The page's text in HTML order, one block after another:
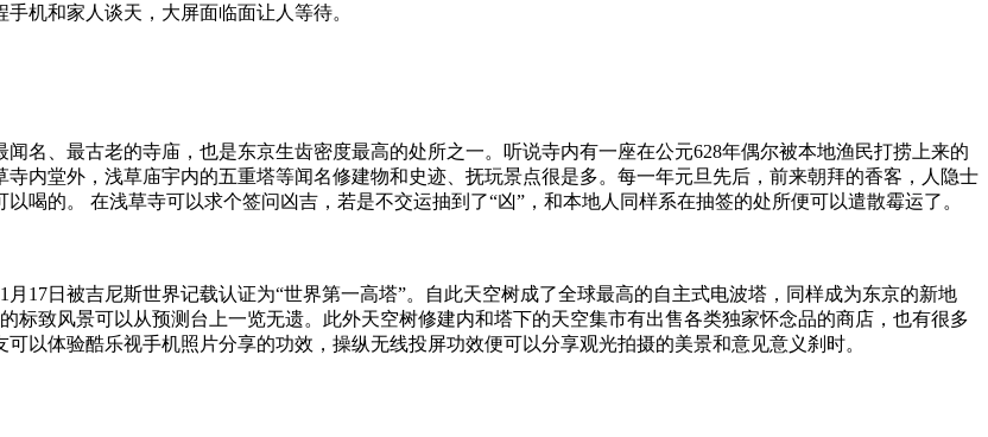
机和家人谈天，大屏面临面让人等待。
名、最古老的寺庙，也是东京生齿密度最高的处所之一。听说寺内有一座在公元628年偶尔被本地渔民打捞上来的
内堂外，浅草庙宇内的五重塔等闻名修建物和史迹、抚玩景点很是多。每一年元旦先后，前来朝拜的香客，人隐士
喝的。 在浅草寺可以求个签问凶吉，若是不交运抽到了“凶”，和本地人同样系在抽签的处所便可以遣散霉运了。
17日被吉尼斯世界记载认证为“世界第一高塔”。自此天空树成了全球最高的自主式电波塔，同样成为东京的新地
标致风景可以从预测台上一览无遗。此外天空树修建内和塔下的天空集市有出售各类独家怀念品的商店，也有很多
以体验酷乐视手机照片分享的功效，操纵无线投屏功效便可以分享观光拍摄的美景和意见意义刹时。